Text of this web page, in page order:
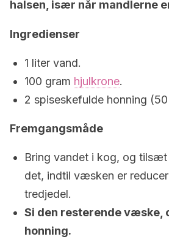
halsen, især når mandlerne
Ingredienser
1 liter vand.
100 gram hjulkrone.
2 spiseskefulde honning
Fremgangsmåde
Bring vandet i kog, og tilsæt
det, indtil væsken er
tredjedel.
Si den resterende væske,
honning.